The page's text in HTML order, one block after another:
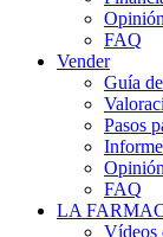
FAQ
Vender
Guía
Pasos
FAQ
LA
Vídeos